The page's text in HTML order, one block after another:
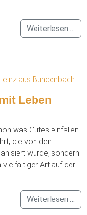
Weiterlesen …
Leben
was Gutes einfallen
die von den
wurde, sondern
vielfältiger Art auf der
Weiterlesen …